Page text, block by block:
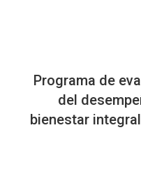
Programa de
del
bienestar